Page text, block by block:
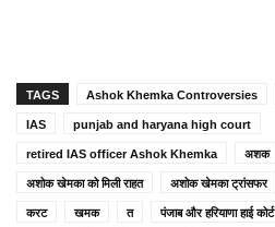
TAGS Ashok Khemka Controversies
IAS punjab and haryana high court
retired IAS officer Ashok Khemka अशक
अशोक खेमका को मिली राहत अशोक खेमका ट्रांसफर
करट खमक त पंजाब और हरियाणा हाई कोर्ट